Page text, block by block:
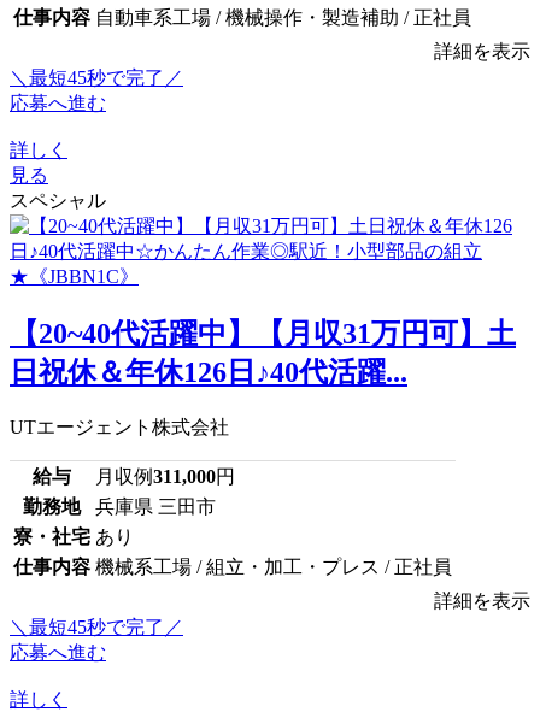
仕事内容 自動車系工場 / 機械操作・製造補助 / 正社員
詳細を表示
＼最短45秒で完了／
応募へ進む
詳しく
見る
スペシャル
【20~40代活躍中】【月収31万円可】土
日祝休＆年休126日♪40代活躍...
UTエージェント株式会社
給与 月収例311,000円
勤務地
兵庫県 三田市
寮・社宅 あり
仕事内容 機械系工場 / 組立・加工・プレス / 正社員
詳細を表示
＼最短45秒で完了／
応募へ進む
詳しく